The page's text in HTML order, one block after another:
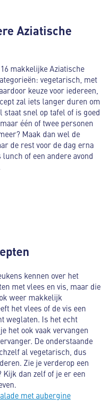
Aziatische
makkelijke Aziatische
vegetarisch, met
keuze voor iedereen,
zal iets langer duren om
snel op tafel of is goed
één of twee personen
Maak dan wel de
de rest voor de dag erna
of een andere avond
kennen over het
met vlees en vis, maar die
weer makkelijk
het vlees of de vis een
weglaten. Is het echt
het ook vaak vervangen
De onderstaande
al vegetarisch, dus
Zie je verderop een
dan zelf of je er een
met aubergine